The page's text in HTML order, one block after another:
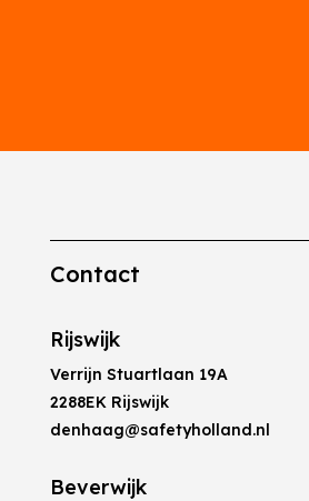
Contact
Rijswijk
Verrijn Stuartlaan 19A
2288EK Rijswijk
denhaag@safetyholland.nl
Beverwijk